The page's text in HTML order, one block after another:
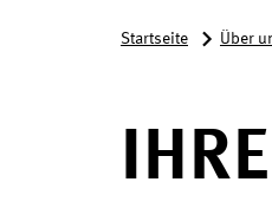
Startseite Über